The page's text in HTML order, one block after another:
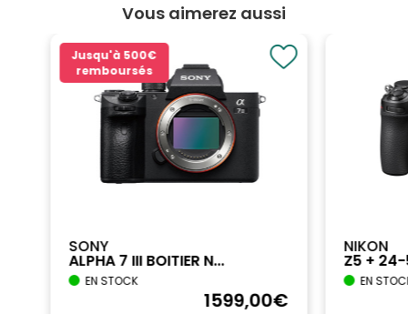
Vous aimerez aussi
Jusqu'à 500€
remboursés
SONY
ALPHA 7 III BOITIER N...
EN STOCK
1599,00€
NIKON
Z5 +
EN